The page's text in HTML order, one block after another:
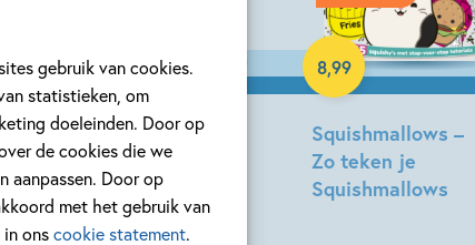
gebruik van cookies.
statistieken, om
doeleinden. Door op
de cookies die we
aanpassen. Door op
met het gebruik van
onscookie statement
Pop-up-bio’s 1 –
Vincent van Gogh
Susie
Hodge,
14,99
Squishmallows –
Zo teken je
Squishmallows
8,99
Paperback